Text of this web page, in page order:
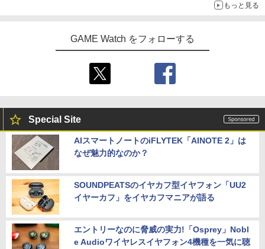
もっと見る
GAME Watch をフォローする
Special Site
AIスマートノートのiFLYTEK「AINOTE 2」は
なぜ魅力的なのか？
SOUNDPEATSのイヤカフ型イヤフォン「UU2
イヤーカフ」をイヤカフマニアが語る
エントリーなのに脅威の実力!「Osprey」Nobl
e Audioワイヤレスイヤフォン4機種を一気に聴